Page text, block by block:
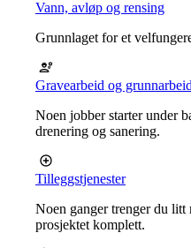
Vann, avløp og rensing
Grunnlaget for et
Gravearbeid og grunnarbeid
Noen jobber starter under
drenering og sanering.
Tilleggstjenester
Noen ganger trenger du litt
prosjektet komplett.